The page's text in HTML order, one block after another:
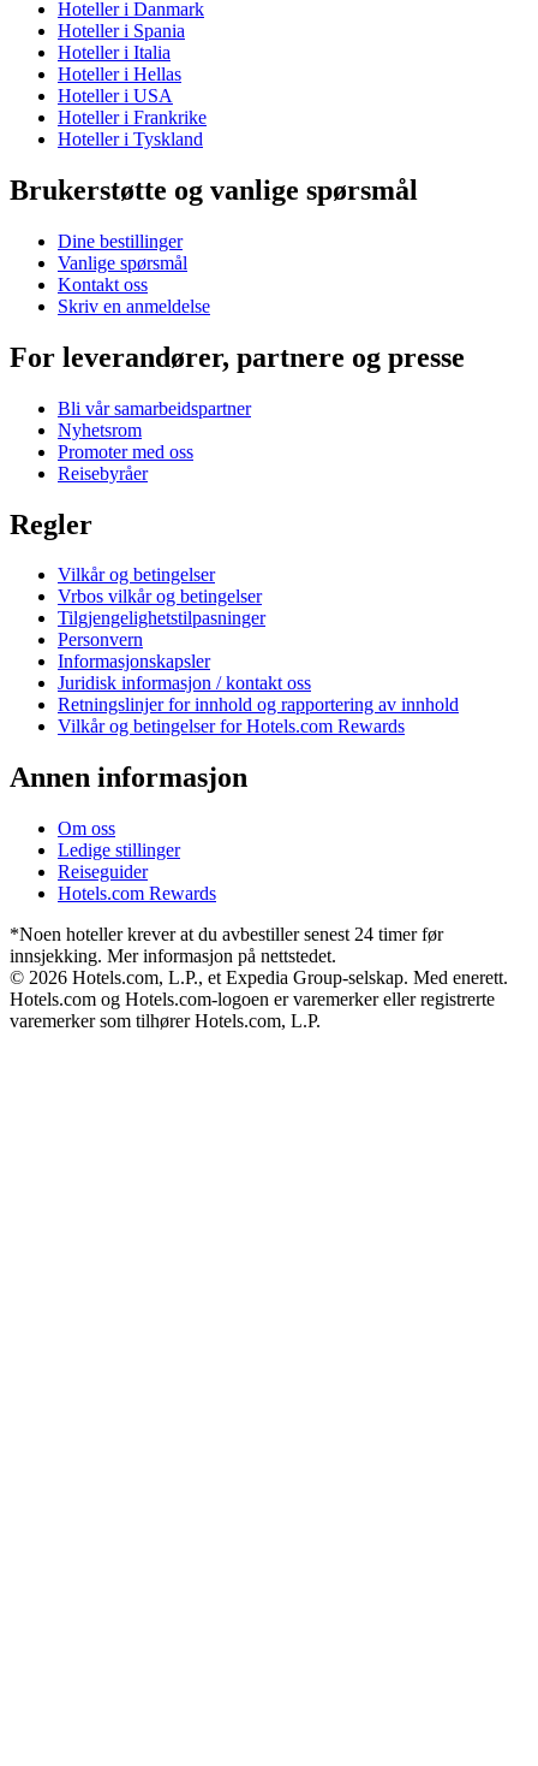
Hoteller i Danmark
Hoteller i Spania
Hoteller i Italia
Hoteller i Hellas
Hoteller i USA
Hoteller i Frankrike
Hoteller i Tyskland
Brukerstøtte og vanlige spørsmål
Dine bestillinger
Vanlige spørsmål
Kontakt oss
Skriv en anmeldelse
For leverandører, partnere og presse
Bli vår samarbeidspartner
Nyhetsrom
Promoter med oss
Reisebyråer
Regler
Vilkår og betingelser
Vrbos vilkår og betingelser
Tilgjengelighetstilpasninger
Personvern
Informasjonskapsler
Juridisk informasjon / kontakt oss
Retningslinjer for innhold og rapportering av innhold
Vilkår og betingelser for Hotels.com Rewards
Annen informasjon
Om oss
Ledige stillinger
Reiseguider
Hotels.com Rewards
*Noen hoteller krever at du avbestiller senest 24 timer før
innsjekking. Mer informasjon på nettstedet.
© 2026 Hotels.com, L.P., et Expedia Group-selskap. Med enerett.
Hotels.com og Hotels.com-logoen er varemerker eller registrerte
varemerker som tilhører Hotels.com, L.P.